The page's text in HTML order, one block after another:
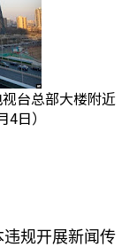
台总部大楼附近
日）
规开展新闻传